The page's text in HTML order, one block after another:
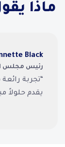
ماذا
Singh
مدير المنتجات
“تجربة
يقدم حلولاً